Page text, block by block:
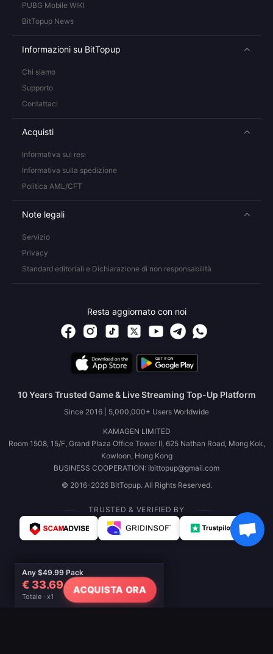
Any $49.99 Pack
€ 33.69
Totale · x1
ACQUISTA ORA
PUBG Mobile WIKI
BitTopup News
Informazioni su BitTopup
Chi siamo
Supporto
Contattaci
Acquisti
Informativa sui resi
Informativa sulla spedizione
Politica AML/CFT
Note legali
Servizio
Privacy
Standard editoriali e Dichiarazione di non responsabilità
Resta aggiornato con noi
10 Years Trusted Game & Live Streaming Top-Up Platform
Since 2016 | 5,000,000+ Users Worldwide
KAMAGEN LIMITED
Room 1508, 15/F, Grand Plaza Office Tower II, 625 Nathan Road, Mong Kok,
Kowloon, Hong Kong
BUSINESS COOPERATION: ibittopup@gmail.com
© 2016-2026 BitTopup. All Rights Reserved.
TRUSTED & VERIFIED BY